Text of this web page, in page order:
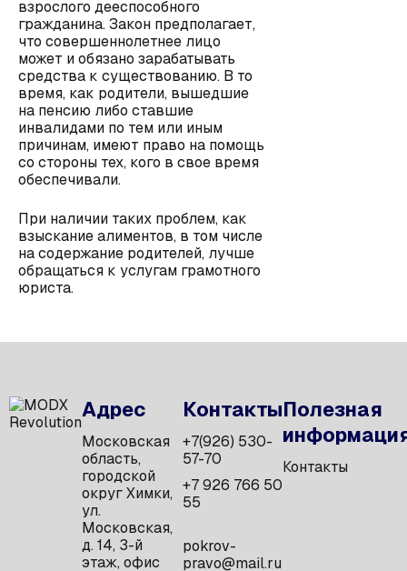
взрослого дееспособного
гражданина. Закон предполагает,
что совершеннолетнее лицо
может и обязано зарабатывать
средства к существованию. В то
время, как родители, вышедшие
на пенсию либо ставшие
инвалидами по тем или иным
причинам, имеют право на помощь
со стороны тех, кого в свое время
обеспечивали.
При наличии таких проблем, как
взыскание алиментов, в том числе
на содержание родителей, лучше
обращаться к услугам грамотного
юриста.
Адрес
Московская
область,
городской
округ Химки,
ул.
Московская,
д. 14, 3-й
этаж, офис
Контакты
+7(926) 530-
57-70
+7 926 766 50
55
pokrov-
pravo@mail.ru
Полезная
Контакты